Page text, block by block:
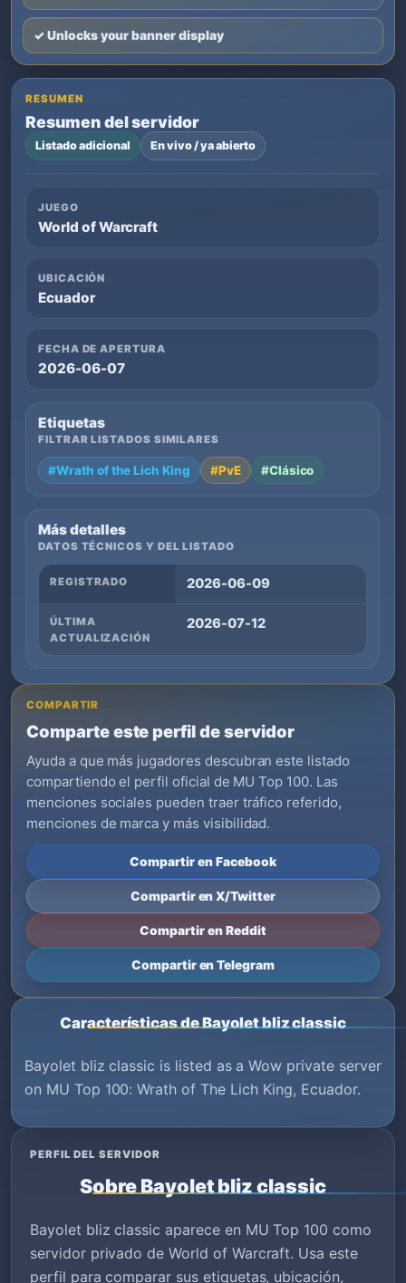
✓ Unlocks your banner display
RESUMEN
Resumen del servidor
Listado adicional En vivo / ya abierto
JUEGO
World of Warcraft
UBICACIÓN
Ecuador
FECHA DE APERTURA
2026-06-07
Etiquetas
FILTRAR LISTADOS SIMILARES
#Wrath of the Lich King #PvE #Clásico
Más detalles
DATOS TÉCNICOS Y DEL LISTADO
REGISTRADO 2026-06-09
ÚLTIMA
ACTUALIZACIÓN
2026-07-12
COMPARTIR
Comparte este perfil de servidor
Ayuda a que más jugadores descubran este listado
compartiendo el perfil oficial de MU Top 100. Las
menciones sociales pueden traer tráfico referido,
menciones de marca y más visibilidad.
Compartir en Facebook
Compartir en X/Twitter
Compartir en Reddit
Compartir en Telegram
Características de Bayolet bliz classic
Bayolet bliz classic is listed as a Wow private server
on MU Top 100: Wrath of The Lich King, Ecuador.
PERFIL DEL SERVIDOR
Sobre Bayolet bliz classic
Bayolet bliz classic aparece en MU Top 100 como
servidor privado de World of Warcraft. Usa este
perfil para comparar sus etiquetas, ubicación,